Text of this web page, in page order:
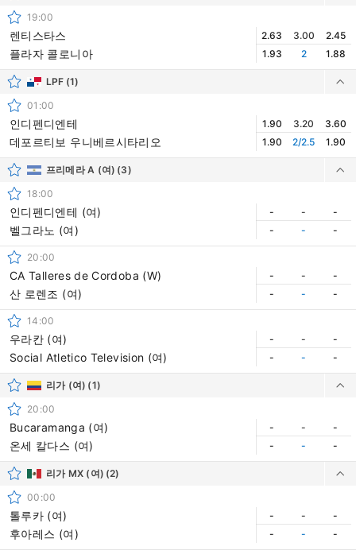
19:00
렌티스타스
플라자 콜로니아
2.63 3.00
2.45
1.93
2 1.88
LPF (1)
01:00
인디펜디엔테
데포르티보 우니베르시타리오
1.90 3.20
3.60
1.90
2/2.5 1.90
프리메라 A (여) (3)
18:00
인디펜디엔테 (여)
벨그라노 (여)
- -
-
-
- -
20:00
CA Talleres de Cordoba (W)
산 로렌조 (여)
- -
-
-
- -
14:00
우라칸 (여)
Social Atletico Television (여)
- -
-
-
- -
리가 (여) (1)
20:00
Bucaramanga (여)
온세 칼다스 (여)
- -
-
-
- -
리가 MX (여) (2)
00:00
톨루카 (여)
후아레스 (여)
- -
-
-
- -